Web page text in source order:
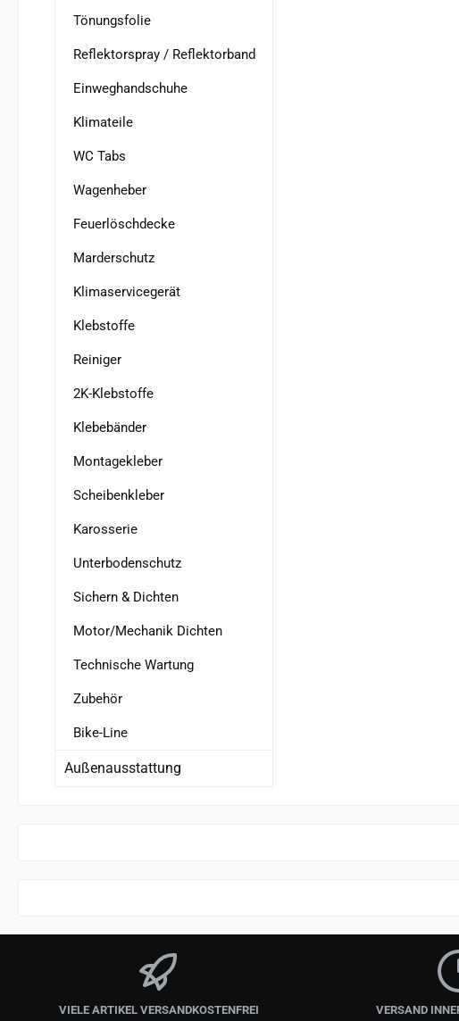
Tönungsfolie
Reflektorspray / Reflektorband
Einweghandschuhe
Klimateile
WC Tabs
Wagenheber
Feuerlöschdecke
Marderschutz
Klimaservicegerät
Klebstoffe
Reiniger
2K-Klebstoffe
Klebebänder
Montagekleber
Scheibenkleber
Karosserie
Unterbodenschutz
Sichern & Dichten
Motor/Mechanik Dichten
Technische Wartung
Zubehör
Bike-Line
Außenausstattung
VIELE ARTIKEL VERSANDKOSTENFREI VERSAND